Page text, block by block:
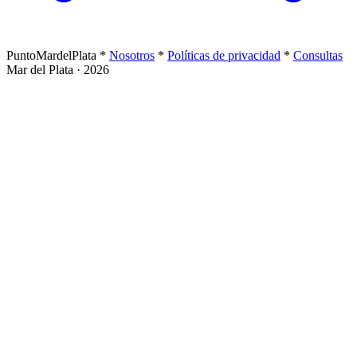
PuntoMardelPlata * Nosotros * Políticas de privacidad * Consultas
Mar del Plata · 2026